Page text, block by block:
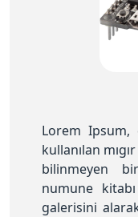
Lorem Ipsum,
kullanılan
bilinmeyen
numune
galerisini